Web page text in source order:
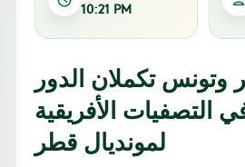
10:21 PM
وتونس تكملان الدور
التصفيات الأفريقية
لمونديال قطر